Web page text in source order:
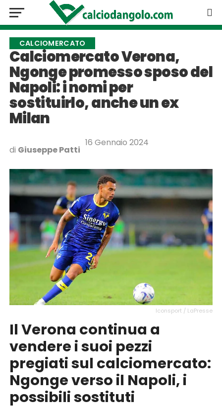
CALCIOMERCATO
Calciomercato Verona,
Ngonge promesso sposo del
Napoli: i nomi per
sostituirlo, anche un ex
Milan
di Giuseppe Patti
16 Gennaio 2024
Iconsport / LaPresse
Il Verona continua a
vendere i suoi pezzi
pregiati sul calciomercato:
Ngonge verso il Napoli, i
possibili sostituti